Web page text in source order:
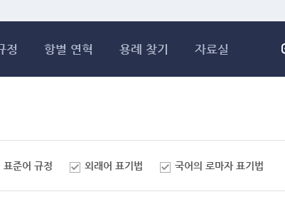
정 항별 연혁 용례 찾기 자료실
표준어 규정 외래어 표기법 국어의 로마자 표기법